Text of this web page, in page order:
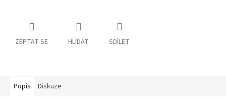
ZEPTAT SE HLÍDAT SDÍLET
Popis Diskuze